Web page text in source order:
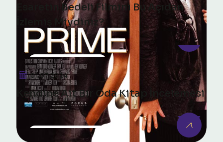
Esaretin Bedeli Filmini Bu Açıdan
İzlemiş Miydiniz?
KITAP ÇIKARIMLARI
01.07.2024
Kendine Ait Bir Oda Kitap İncelemesi
KITAP ÇIKARIMLARI